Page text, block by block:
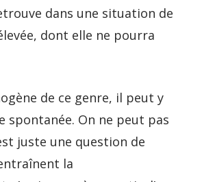
dans une situation de
dont elle ne pourra
de ce genre, il peut y
spontanée. On ne peut pas
juste une question de
la